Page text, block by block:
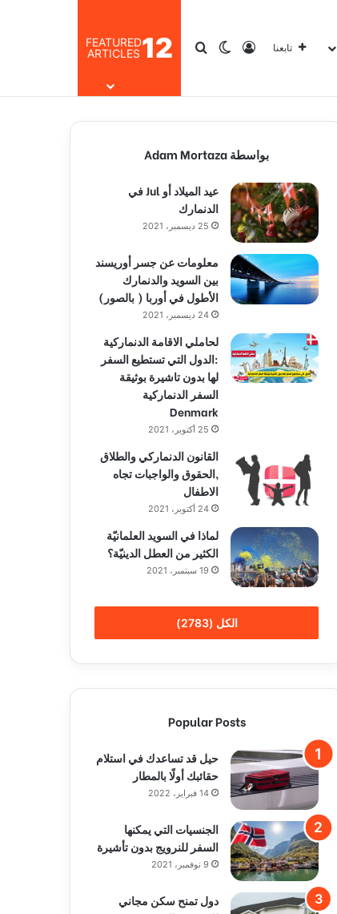
تابعنا تسجيل الدخول
الوضع المظلم
بحث عن12
FEATURED
ARTICLES
بواسطة Adam Mortaza
عيد الميلاد أو Jul في
الدنمارك
25 ديسمبر، 2021
معلومات عن جسر أوريسند
بين السويد والدنمارك
الأطول في أوربا ( بالصور)
24 ديسمبر، 2021
لحاملي الاقامة الدنماركية
:الدول التي تستطيع السفر
لها بدون تاشيرة بوثيقة
السفر الدنماركية
Denmark
25 أكتوبر، 2021
القانون الدنماركي والطلاق
,الحقوق والواجبات تجاه
الاطفال
24 أكتوبر، 2021
لماذا في السويد العلمانيّة
الكثير من العطل الدينيّة؟
19 سبتمبر، 2021
الكل (2783)
Popular Posts
حيل قد تساعدك في استلام
حقائبك أولًا بالمطار
14 فبراير، 2022
الجنسيات التي يمكنها
السفر للنرويج بدون تأشيرة
9 نوفمبر، 2021
دول تمنح سكن مجاني